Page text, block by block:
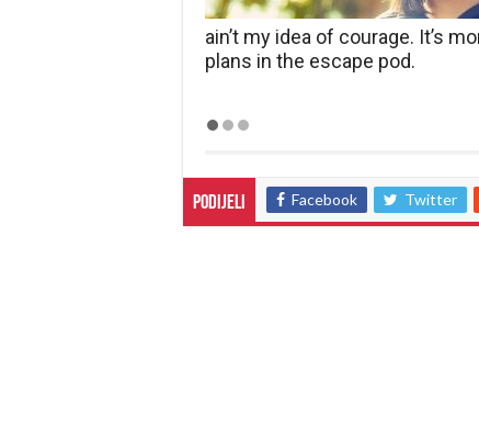
ain’t my idea of courage. It’s
plans in the escape pod.
Podijeli Facebook Twitter